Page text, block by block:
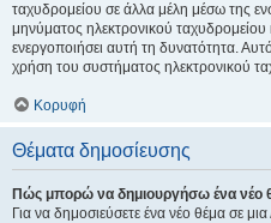
ταχυδρομείου σε άλλα μέλη μέσω της
μηνύματος ηλεκτρονικού ταχυδρομείου
ενεργοποιήσει αυτή τη δυνατότητα.
χρήση του συστήματος ηλεκτρονικού
Κορυφή
Θέματα δημοσίευσης
Πώς μπορώ να δημιουργήσω ένα νέο
Για να δημοσιεύσετε ένα νέο θέμα σε